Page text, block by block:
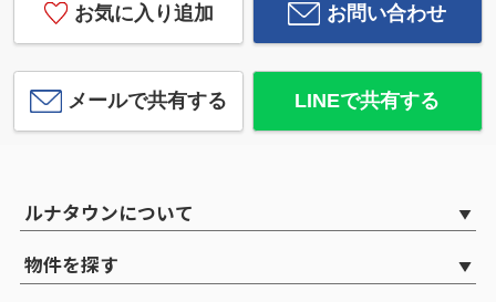
お気に入り追加 お問い合わせ
メールで共有する LINEで共有する
ルナタウンについて
物件を探す